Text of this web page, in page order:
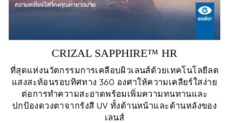
CRIZAL SAPPHIRE™ HR
ที่สุดแห่งนวัตกรรมการเคลือบผิวเลนส์ด้วยเทคโนโลยีลด
แสงสะท้อนรอบทิศทาง 360 องศาให้ความเคลียร์ใสง่าย
ต่อการทำความสะอาดพร้อมเพิ่มความทนทานและ
ปกป้องดวงตาจากรังสี UV ทั้งด้านหน้าและด้านหลังของ
เลนส์